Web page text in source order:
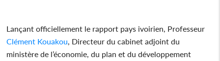
Lançant officiellement le rapport pays ivoirien, Professeur
Clément Kouakou , Directeur du cabinet adjoint du
ministère de l’économie, du plan et du développement